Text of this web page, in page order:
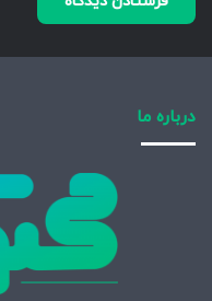
درباره ما